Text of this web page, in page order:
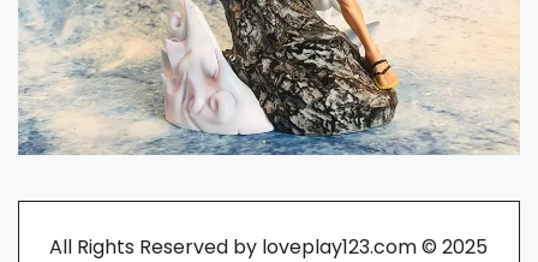
All Rights Reserved by loveplay123.com © 2025